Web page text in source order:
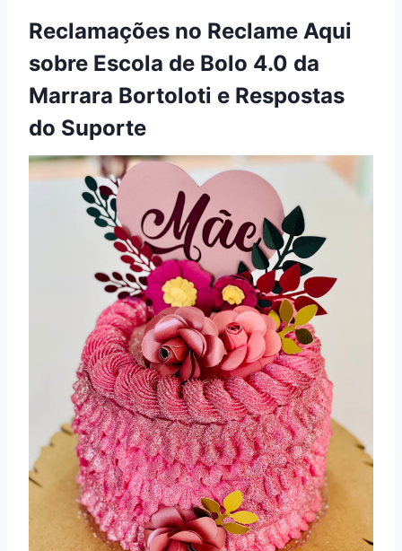
Reclamações no Reclame Aqui
sobre Escola de Bolo 4.0 da
Marrara Bortoloti e Respostas
do Suporte